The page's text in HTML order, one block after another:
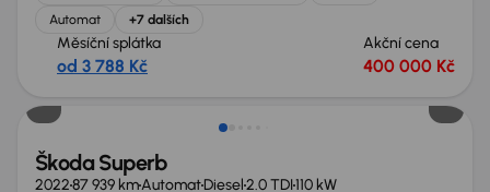
Automat
+7 dalších
Měsíční splátka
od 3 788 Kč
Akční cena
400 000 Kč
Škoda Superb
202287 939 kmAutomatDiesel2.0 TDI110 kW